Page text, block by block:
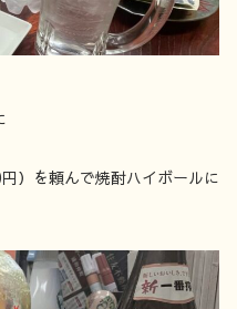
）を頼んで焼酎ハイボールに